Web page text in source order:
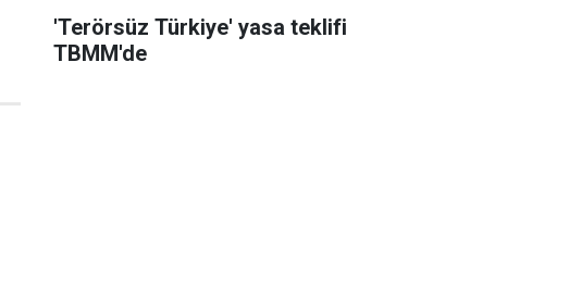
'Terörsüz Türkiye' yasa teklifi
TBMM'de